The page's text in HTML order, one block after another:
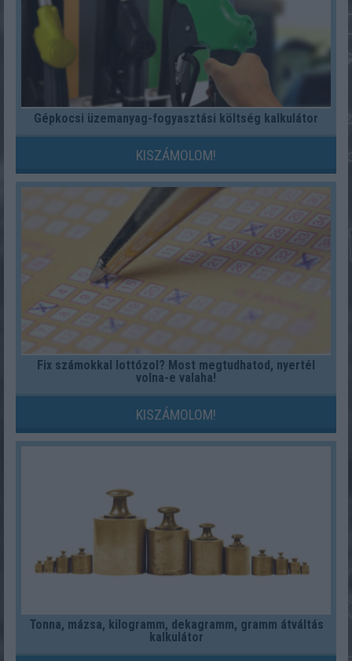
Gépkocsi üzemanyag-fogyasztási költség kalkulátor
KISZÁMOLOM!
Fix számokkal lottózol? Most megtudhatod, nyertél
volna-e valaha!
KISZÁMOLOM!
Tonna, mázsa, kilogramm, dekagramm, gramm átváltás
kalkulátor